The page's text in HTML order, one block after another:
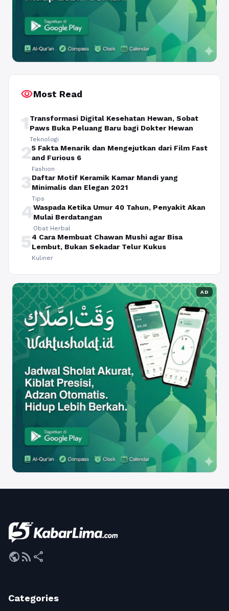
visibilityMost Read
1 Transformasi Digital Kesehatan Hewan, Sobat
Paws Buka Peluang Baru bagi Dokter Hewan
Teknologi
25 Fakta Menarik dan Mengejutkan dari Film Fast
and Furious 6
Fashion
3Daftar Motif Keramik Kamar Mandi yang
Minimalis dan Elegan 2021
Tips
4Waspada Ketika Umur 40 Tahun, Penyakit Akan
Mulai Berdatangan
Obat Herbal
54 Cara Membuat Chawan Mushi agar Bisa
Lembut, Bukan Sekadar Telur Kukus
Kuliner
AD
publicrss_feed share
Categories